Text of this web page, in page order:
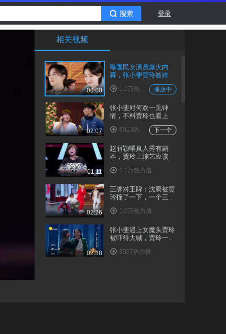
登录
相关视频
00:00
曝国民女演员爆火内
幕，张小斐贾玲被猜
播放中
1.1万热力值
02:07
张小斐对何欢一见钟
情，不料贾玲也看上
下一个
8013热力值
01:11
赵丽颖曝真人秀有剧
本，贾玲上综艺应该
1.1万热力值
02:26
王牌对王牌：沈腾被贾
玲撞了一下，一个三..
1.0万热力值
02:38
张小斐遇上女魔头贾玲
被吓得大喊，贾玲一..
8357热力值